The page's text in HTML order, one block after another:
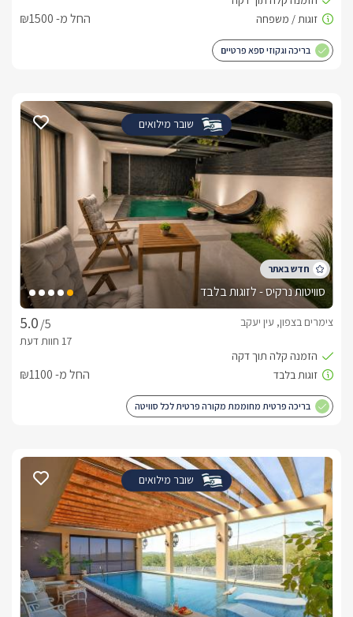
החל מ- ₪1500
בריכה וגקוזי ספא פרטיים
שובר מילואים
סוויטות נרקיס - לזוגות בלבד
/5
צימרים בצפון, עין יעקב
החל מ- ₪1100
בריכה פרטית מחוממת מקורה פרטית לכל סוויטה
שובר מילואים